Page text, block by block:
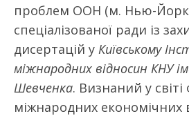
проблем ООН (м. Нью-
спеціалізованої ради із
дисертацій у Київському
міжнародних відносин КНУ
Шевченка. Визнаний у світі
міжнародних економічних